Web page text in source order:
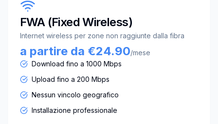
FWA (Fixed Wireless)
Internet wireless per zone non raggiunte dalla fibra
a partire da €24.90/mese
Download fino a 1000 Mbps
Upload fino a 200 Mbps
Nessun vincolo geografico
Installazione professionale